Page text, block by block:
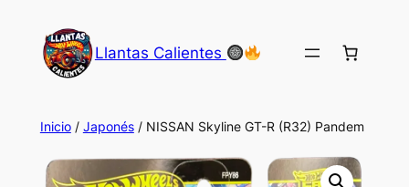
contenido
Llantas Calientes
Inicio/ Japonés/ NISSAN Skyline GT-R (R32) Pandem